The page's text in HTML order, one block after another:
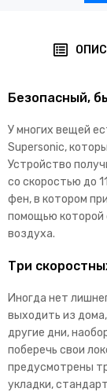
Безопасный,
У многих вещей
Supersonic,
Устройство
со скоростью до
фен, в котором
помощью которой
воздуха.
Три
Иногда нет
выходить из
другие дни,
поберечь свои
предусмотрены
укладки,